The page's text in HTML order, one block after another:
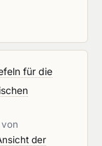
für die
der